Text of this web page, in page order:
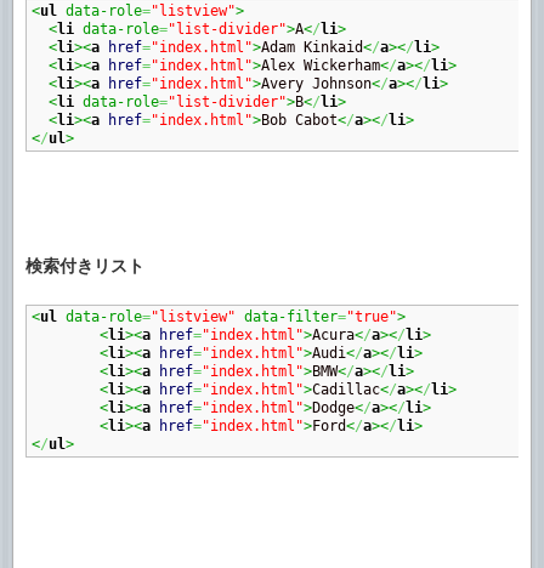
<ul data-role="listview">
<li data-role="list-divider">A</ li>
<li><a href="index.html">Adam Kinkaid</a></ li>
<li><a href="index.html">Alex Wickerham</a></ li>
<li><a href="index.html">Avery Johnson</a></ li>
<li data-role="list-divider">B</ li>
<li><a href="index.html">Bob Cabot</a></ li>
</ul>
検索付きリスト
<ul data-role="listview" data-filter="true">
<li><a href="index.html">Acura</a></ li>
<li><a href="index.html">Audi</a></ li>
<li><a href="index.html">BMW</a></ li>
<li><a href="index.html">Cadillac</a></ li>
<li><a href="index.html">Dodge</a></ li>
<li><a href="index.html">Ford</a></ li>
</ul>